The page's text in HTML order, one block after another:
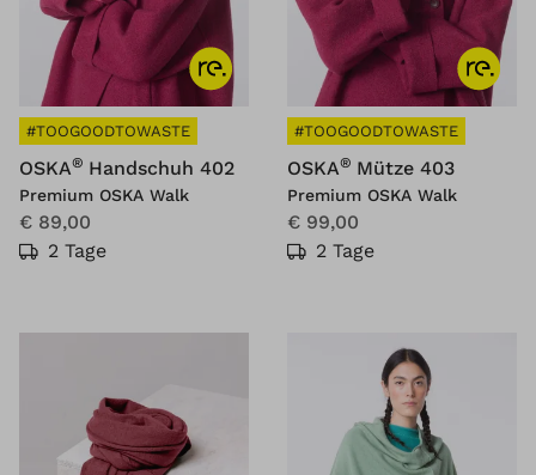
#TOOGOODTOWASTE
OSKA® Handschuh 402
Premium OSKA Walk
€ 89,00
2 Tage
#TOOGOODTOWASTE
OSKA® Mütze 403
Premium OSKA Walk
€ 99,00
2 Tage